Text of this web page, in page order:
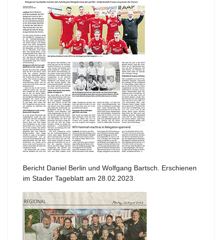
Bericht Daniel Berlin und Wolfgang Bartsch. Erschienen
im Stader Tageblatt am 28.02.2023.